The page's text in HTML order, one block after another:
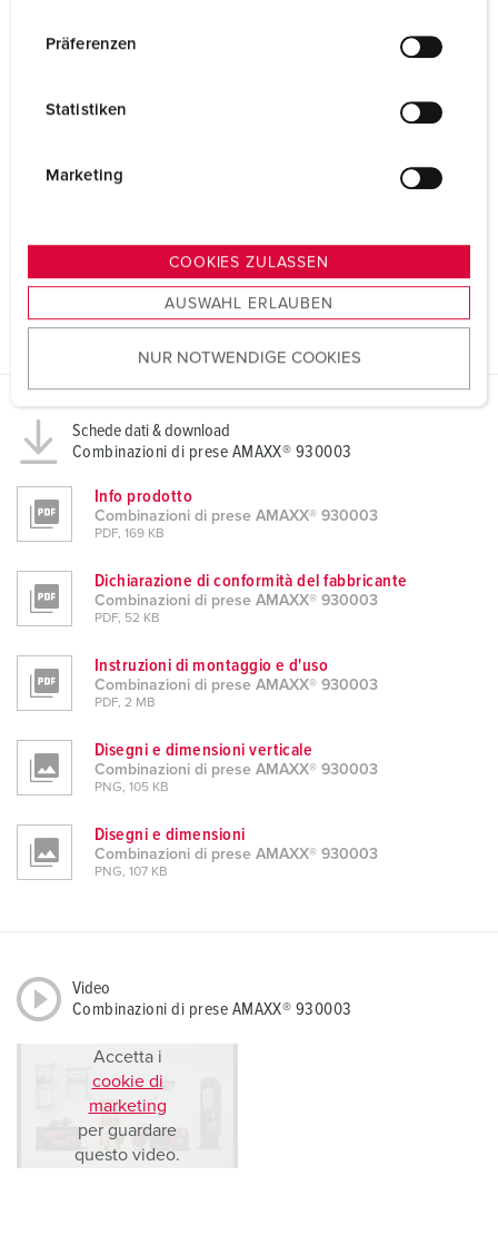
s
u
w
h
l
Präferenzen
Statistiken
Marketing
COOKIES ZULASSEN
AUSWAHL ERLAUBEN
NUR NOTWENDIGE COOKIES
Schede dati & download
Combinazioni di prese AMAXX® 930003
Info prodotto
Combinazioni di prese AMAXX® 930003
PDF, 169 KB
Dichiarazione di conformità del fabbricante
Combinazioni di prese AMAXX® 930003
PDF, 52 KB
Instruzioni di montaggio e d'uso
Combinazioni di prese AMAXX® 930003
PDF, 2 MB
Disegni e dimensioni verticale
Combinazioni di prese AMAXX® 930003
PNG, 105 KB
Disegni e dimensioni
Combinazioni di prese AMAXX® 930003
PNG, 107 KB
Video
Combinazioni di prese AMAXX® 930003
Accetta i
cookie di
marketing
per guardare
questo video.